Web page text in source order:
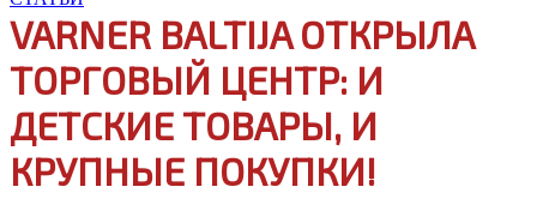
VARNER BALTIJA ОТКРЫЛА
ТОРГОВЫЙ ЦЕНТР: И
ДЕТСКИЕ ТОВАРЫ, И
КРУПНЫЕ ПОКУПКИ!